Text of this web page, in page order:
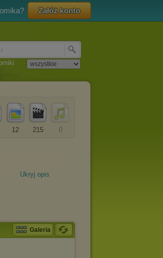
Załóż konto
0
215
12
Ukryj opis
Galeria